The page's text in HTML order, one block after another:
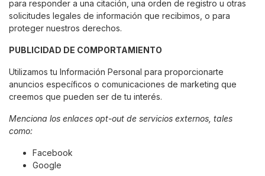
para responder a una citación, una orden de registro u otras
solicitudes legales de información que recibimos, o para
proteger nuestros derechos.
PUBLICIDAD DE COMPORTAMIENTO
Utilizamos tu Información Personal para proporcionarte
anuncios específicos o comunicaciones de marketing que
creemos que pueden ser de tu interés.
Menciona los enlaces opt-out de servicios externos, tales
como:
Facebook
Google